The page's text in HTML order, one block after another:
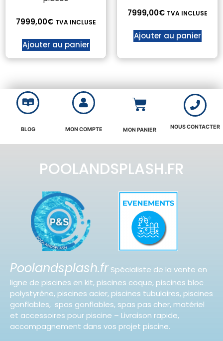
7999,00€ TVA INCLUSE
Ajouter au panier
7999,00€ TVA INCLUSE
Ajouter au panier
BLOG MON COMPTE MON PANIER NOUS CONTACTER
POOLANDSPLASH.FR
Poolandsplash.fr Spécialiste de la vente en
ligne de piscines en kit, piscines coque, piscines bloc
polystyrène, piscines acier, piscines tubulaires, piscines
gonflables, spas gonflables, spas pas cher, matériel
et accessoires pour piscine – Livraison rapide,
accompagnement dans vos projet piscine.